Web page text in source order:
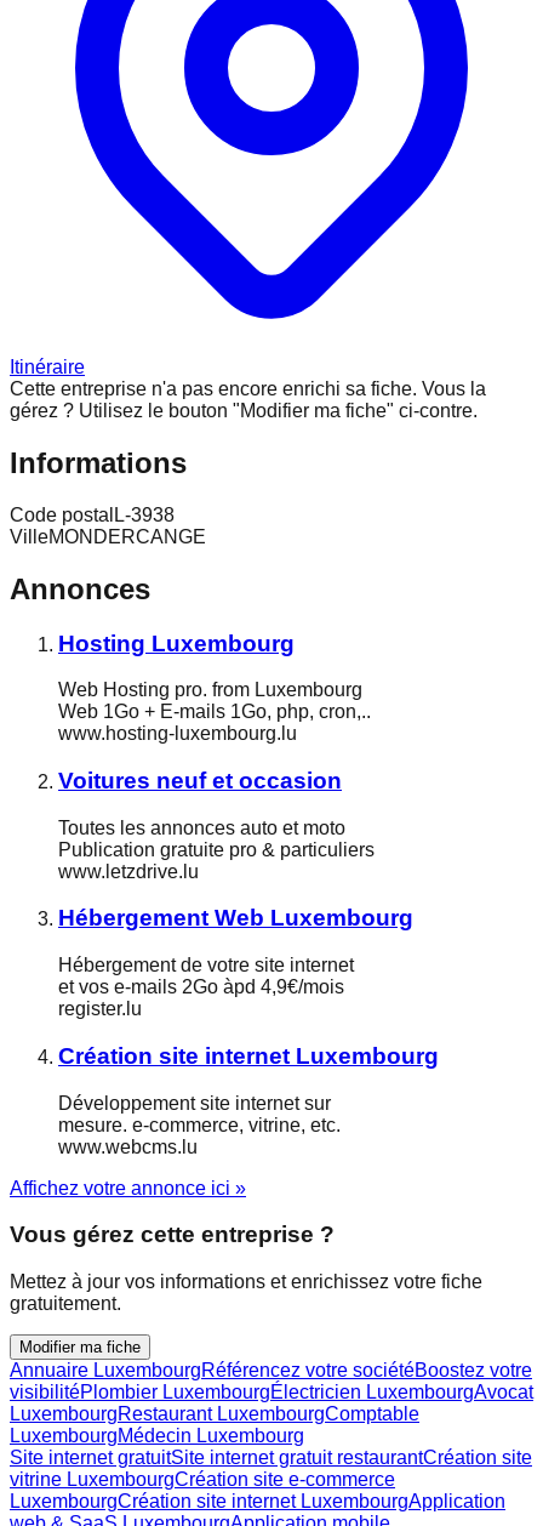
Itinéraire
Cette entreprise n'a pas encore enrichi sa fiche. Vous la
gérez ? Utilisez le bouton "Modifier ma fiche" ci-contre.
Informations
Code postal L-3938
VilleMONDERCANGE
Annonces
Hosting Luxembourg
Web Hosting pro. from Luxembourg
Web 1Go + E-mails 1Go, php, cron,..
www.hosting-luxembourg.lu
Voitures neuf et occasion
Toutes les annonces auto et moto
Publication gratuite pro & particuliers
www.letzdrive.lu
Hébergement Web Luxembourg
Hébergement de votre site internet
et vos e-mails 2Go àpd 4,9€/mois
register.lu
Création site internet Luxembourg
Développement site internet sur
mesure. e-commerce, vitrine, etc.
www.webcms.lu
Affichez votre annonce ici »
Vous gérez cette entreprise ?
Mettez à jour vos informations et enrichissez votre fiche
gratuitement.
Modifier ma fiche
Annuaire LuxembourgRéférencez votre sociétéBoostez votre
visibilitéPlombier LuxembourgÉlectricien LuxembourgAvocat
LuxembourgRestaurant LuxembourgComptable
LuxembourgMédecin Luxembourg
Site internet gratuitSite internet gratuit restaurantCréation site
vitrine LuxembourgCréation site e-commerce
LuxembourgCréation site internet LuxembourgApplication